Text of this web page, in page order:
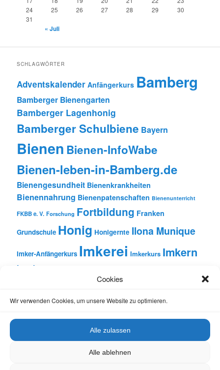
Cookies
Wir verwenden Cookies, um unsere Website zu optimieren.
Alle zulassen
Alle ablehnen
24
25 26 27 28 29
30
31
« Juli
SCHLAGWÖRTER
Adventskalender Anfängerkurs Bamberg
Bamberger Bienengarten
Bamberger Lagenhonig
Bamberger Schulbiene Bayern
Bienen Bienen-InfoWabe
Bienen-leben-in-Bamberg.de
Bienengesundheit Bienenkrankheiten
Bienennahrung Bienenpatenschaften Bienenunterricht
FKBB e. V. Forschung Fortbildung Franken
Grundschule Honig Honigernte Ilona Munique
Imker-Anfängerkurs Imkerei Imkerkurs Imkern
Insekten
Natur Oberfranken
Unterricht
Vortrag Wachs